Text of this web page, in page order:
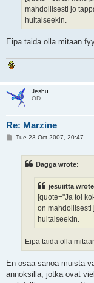
mahdollisesti jo
huitaiseekin.
Eipa taida olla mitaan
Jeshu
OD
Re: Marzine
PTue 23 Oct 2007, 20:47
Dagga wrote:
jesuiitta
[quote="Ja toi
on mahdollisesti
huitaiseekin.
Eipa taida olla
En osaa sanoa muista
annoksilla, jotka ovat